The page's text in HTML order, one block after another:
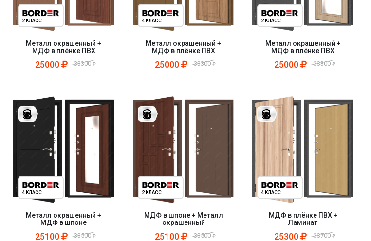
2 КЛАСС
Металл окрашенный +
МДФ в плёнке ПВХ
25000 33300
4 КЛАСС
Металл окрашенный +
МДФ в плёнке ПВХ
25000 33300
2 КЛАСС
Металл окрашенный +
МДФ в плёнке ПВХ
25000 33300
4 КЛАСС
Металл окрашенный +
МДФ в шпоне
25100 33500
2 КЛАСС
МДФ в шпоне + Металл
окрашенный
25100 33500
4 КЛАСС
МДФ в плёнке ПВХ +
Ламинат
25300 33700